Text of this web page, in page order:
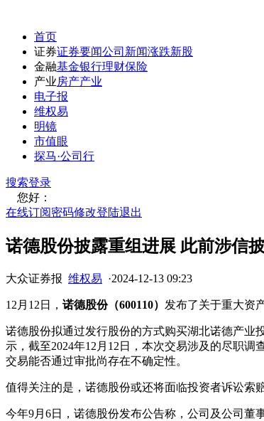
首页
证券证券要闻公司新闻涨跌新股
金融基金银行理财保险
产业房产产业
电子报
维权易
明镜
市值眼
探马·公司行
搜索登录
您好：
在线订阅密码修改登陆退出
诺德股份披露重组进展 此前涉信
大众证券报 维权易 ·2024-12-13 09:23
12月12日， 诺德股份（600110） 发布了关于重大资
诺德股份拟通过发行股份的方式购买湖北诺德产业
示，截至2024年12月12日，本次交易涉及的尽职
交易能否通过审批尚存在不确定性。
值得关注的是，诺德股份或还将面临投资者诉讼索赔
今年9月6日，诺德股份发布公告称，公司及公司董